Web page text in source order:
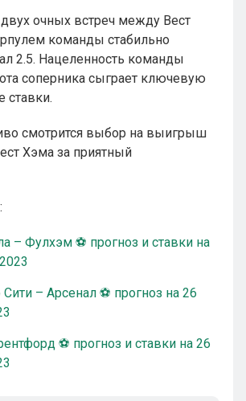
очных встреч между Вест
команды стабильно
2.5. Нацеленность команды
соперника сыграет ключевую
ставки.
смотрится выбор на выигрыш
Хэма за приятный
– Фулхэм ⚽ прогноз и ставки на
– Арсенал ⚽ прогноз на 26
⚽ прогноз и ставки на 26